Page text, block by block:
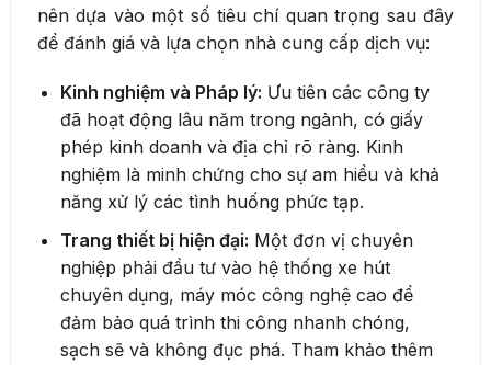
nên dựa vào một số tiêu chí quan trọng sau đây
để đánh giá và lựa chọn nhà cung cấp dịch vụ:
Kinh nghiệm và Pháp lý: Ưu tiên các công ty
đã hoạt động lâu năm trong ngành, có giấy
phép kinh doanh và địa chỉ rõ ràng. Kinh
nghiệm là minh chứng cho sự am hiểu và khả
năng xử lý các tình huống phức tạp.
Trang thiết bị hiện đại: Một đơn vị chuyên
nghiệp phải đầu tư vào hệ thống xe hút
chuyên dụng, máy móc công nghệ cao để
đảm bảo quá trình thi công nhanh chóng,
sạch sẽ và không đục phá. Tham khảo thêm